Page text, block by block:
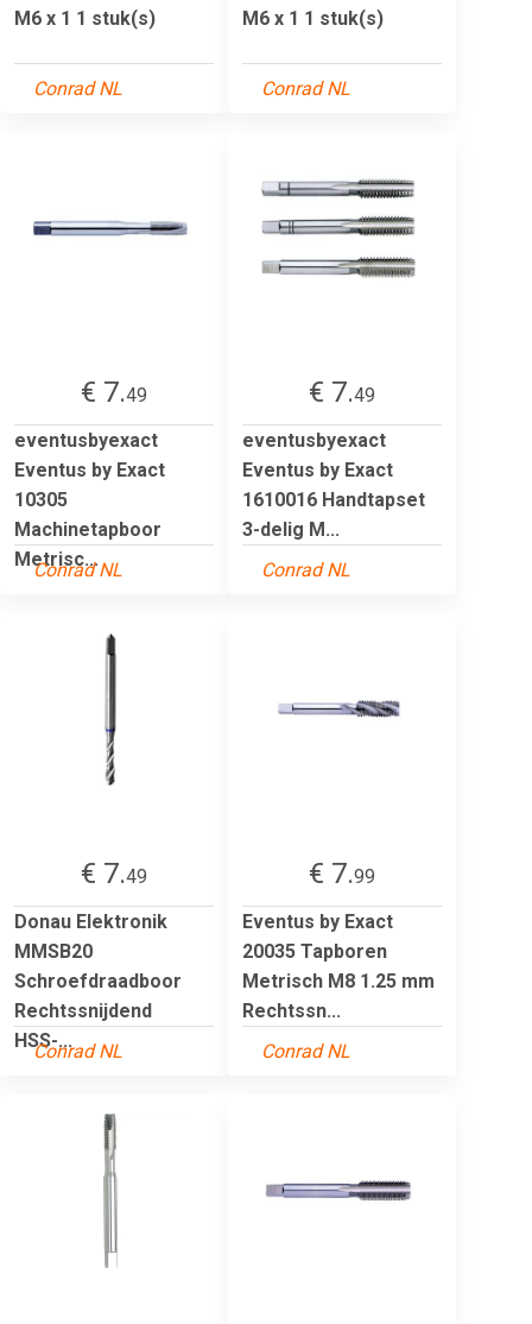
M6 x 1 1 stuk(s)
Conrad NL
M6 x 1 1 stuk(s)
Conrad NL
€ 7.49
eventusbyexact
Eventus by Exact
10305
Machinetapboor
Metrisc...
Conrad NL
€ 7.49
eventusbyexact
Eventus by Exact
1610016 Handtapset
3-delig M...
Conrad NL
€ 7.49
Donau Elektronik
MMSB20
Schroefdraadboor
Rechtssnijdend
HSS-...
Conrad NL
€ 7.99
Eventus by Exact
20035 Tapboren
Metrisch M8 1.25 mm
Rechtssn...
Conrad NL